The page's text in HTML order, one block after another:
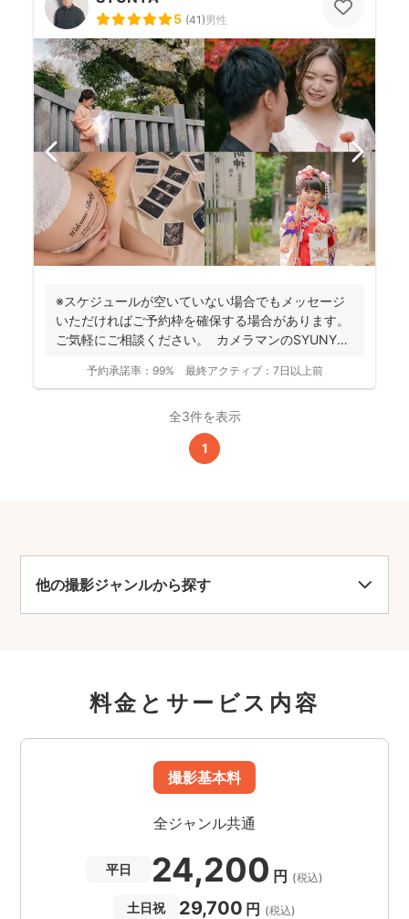
5 (41)男性
※スケジュールが空いていない場合でもメッセージ
いただければご予約枠を確保する場合があります。
ご気軽にご相談ください。 カメラマンのSYUNYA
予約承諾率： 99% 最終アクティブ： 7日以上前
全3件を表示
1
他の撮影ジャンルから探す
料金とサービス内容
撮影基本料
全ジャンル共通
平日 24,200 円 (税込)
土日祝 29,700 円 (税込)